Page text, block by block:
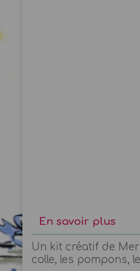
En savoir plus
Un kit créatif de
colle, les pompons,